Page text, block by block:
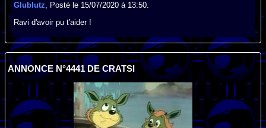
Glublutz, Posté le 15/07/2020 à 13:50.
Ravi d'avoir pu t'aider !
ANNONCE N°4441 DE CRATSI